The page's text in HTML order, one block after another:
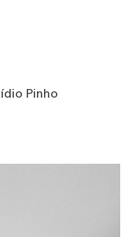
Pinho